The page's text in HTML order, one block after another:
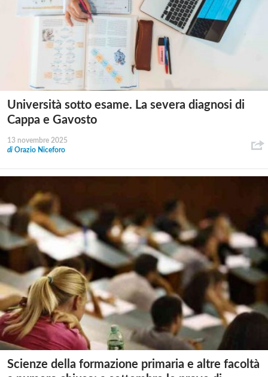
Università sotto esame. La severa diagnosi di
Cappa e Gavosto
13 novembre 2025
di Orazio Niceforo
Scienze della formazione primaria e altre facoltà